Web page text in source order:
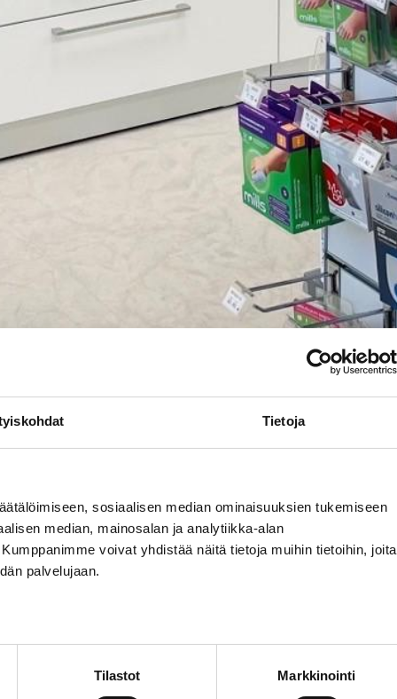
Tietoja
sosiaalisen median ominaisuuksien tukemiseen
median, mainosalan ja analytiikka-alan
voivat yhdistää näitä tietoja muihin tietoihin, joita
palvelujaan.
Tilastot Markkinointi